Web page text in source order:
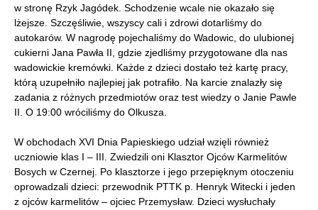
w stronę Rzyk Jagódek. Schodzenie wcale nie okazało się
lżejsze. Szczęśliwie, wszyscy cali i zdrowi dotarliśmy do
autokarów. W nagrodę pojechaliśmy do Wadowic, do ulubionej
cukierni Jana Pawła II, gdzie zjedliśmy przygotowane dla nas
wadowickie kremówki. Każde z dzieci dostało też kartę pracy,
którą uzupełniło najlepiej jak potrafiło. Na karcie znalazły się
zadania z różnych przedmiotów oraz test wiedzy o Janie Pawle
II. O 19:00 wróciliśmy do Olkusza.
W obchodach XVI Dnia Papieskiego udział wzięli również
uczniowie klas I – III. Zwiedzili oni Klasztor Ojców Karmelitów
Bosych w Czernej. Po klasztorze i jego przepięknym otoczeniu
oprowadzali dzieci: przewodnik PTTK p. Henryk Witecki i jeden
z ojców karmelitów – ojciec Przemysław. Dzieci wysłuchały